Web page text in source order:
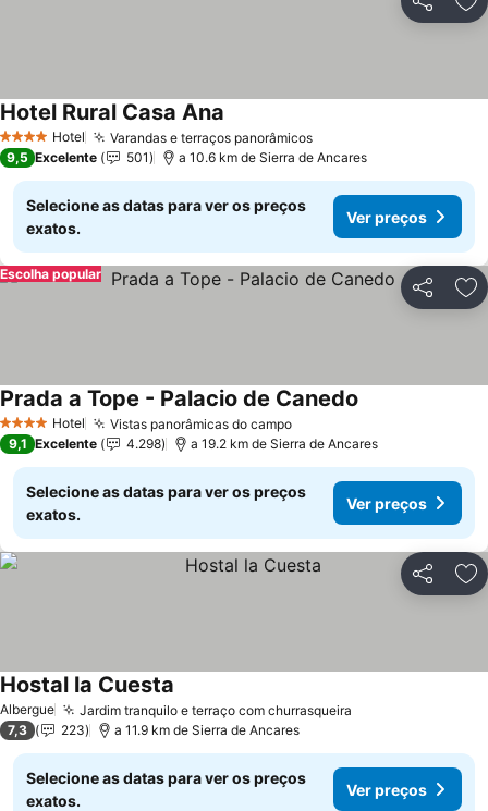
Partilhar
4 EstrelasHotel Varandas e terraços panorâmicos
Hotel Rural Casa Ana
9,5 Excelente 501 a 10.6 km de Sierra de Ancares
Selecione as datas para ver os preços
exatos.
Ver preços
Partilhar
Escolha popular
4 EstrelasHotel Vistas panorâmicas do campo
Prada a Tope - Palacio de Canedo
9,1 Excelente 4.298 a 19.2 km de Sierra de Ancares
Selecione as datas para ver os preços
exatos.
Ver preços
Partilhar
Albergue Jardim tranquilo e terraço com churrasqueira
Hostal la Cuesta
7,3 223 a 11.9 km de Sierra de Ancares
Selecione as datas para ver os preços
exatos.
Ver preços